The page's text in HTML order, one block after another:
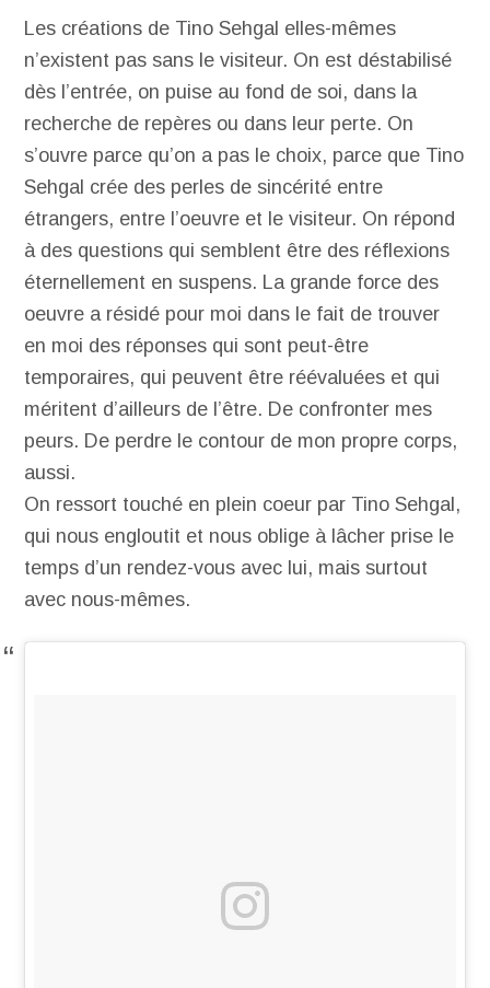
Les créations de Tino Sehgal elles-mêmes
n’existent pas sans le visiteur. On est déstabilisé
dès l’entrée, on puise au fond de soi, dans la
recherche de repères ou dans leur perte. On
s’ouvre parce qu’on a pas le choix, parce que Tino
Sehgal crée des perles de sincérité entre
étrangers, entre l’oeuvre et le visiteur. On répond
à des questions qui semblent être des réflexions
éternellement en suspens. La grande force des
oeuvre a résidé pour moi dans le fait de trouver
en moi des réponses qui sont peut-être
temporaires, qui peuvent être réévaluées et qui
méritent d’ailleurs de l’être. De confronter mes
peurs. De perdre le contour de mon propre corps,
aussi.
On ressort touché en plein coeur par Tino Sehgal,
qui nous engloutit et nous oblige à lâcher prise le
temps d’un rendez-vous avec lui, mais surtout
avec nous-mêmes.